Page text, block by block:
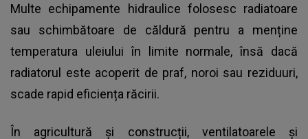
Multe echipamente hidraulice folosesc radiatoare
sau schimbătoare de căldură pentru a menține
temperatura uleiului în limite normale, însă dacă
radiatorul este acoperit de praf, noroi sau reziduuri,
scade rapid eficiența răcirii.
În agricultură și construcții, ventilatoarele și